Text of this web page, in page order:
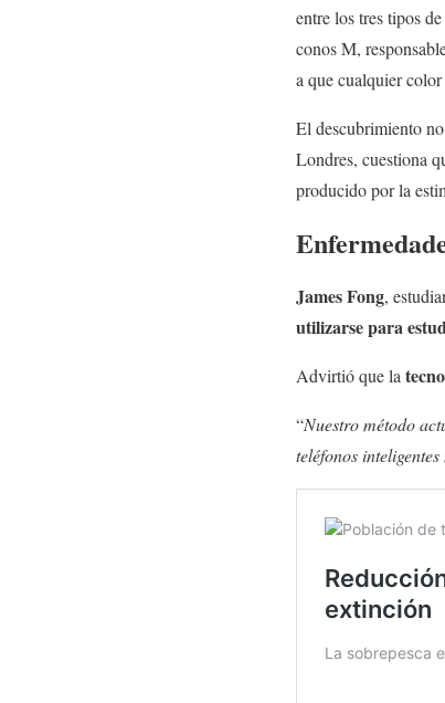
entre los tres tipos
conos M,
a que cualquier
El descubrimiento
Londres, cuestiona
producido por la
James Fong,
utilizarse para
Advirtió que la
“Nuestro método
teléfonos